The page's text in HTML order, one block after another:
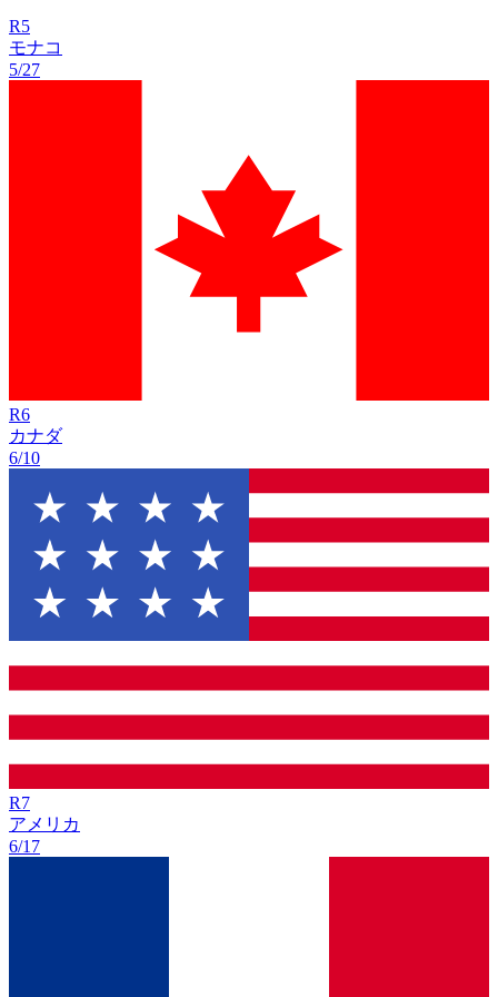
R5
モナコ
5/27
R6
カナダ
6/10
R7
アメリカ
6/17